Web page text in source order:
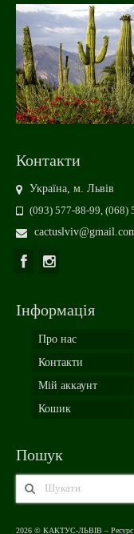
Контакти
Україна, м. Львів
(093) 577-88-99, (068)
Інформація
Про нас
Контакти
Мій аккаунт
Кошик
Пошук
2026 © КАКТУС-ЛЬВІВ – Ресурс